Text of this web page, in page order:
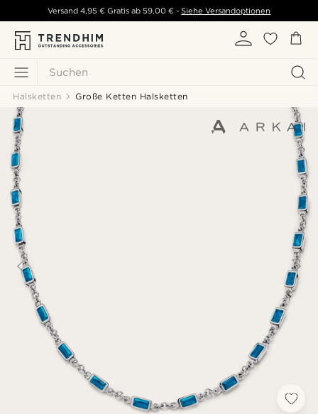
Suchen
Versand 4,95 € Gratis ab 59,00 € - Siehe Versandoptionen
Halsketten Große Ketten Halsketten